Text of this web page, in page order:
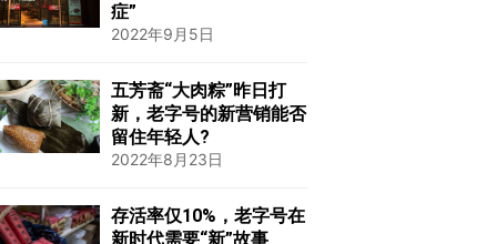
症”
2022年9月5日
五芳斋“大肉粽”昨日打
新，老字号的新营销能否
留住年轻人?
2022年8月23日
存活率仅10%，老字号在
新时代需要“新”故事